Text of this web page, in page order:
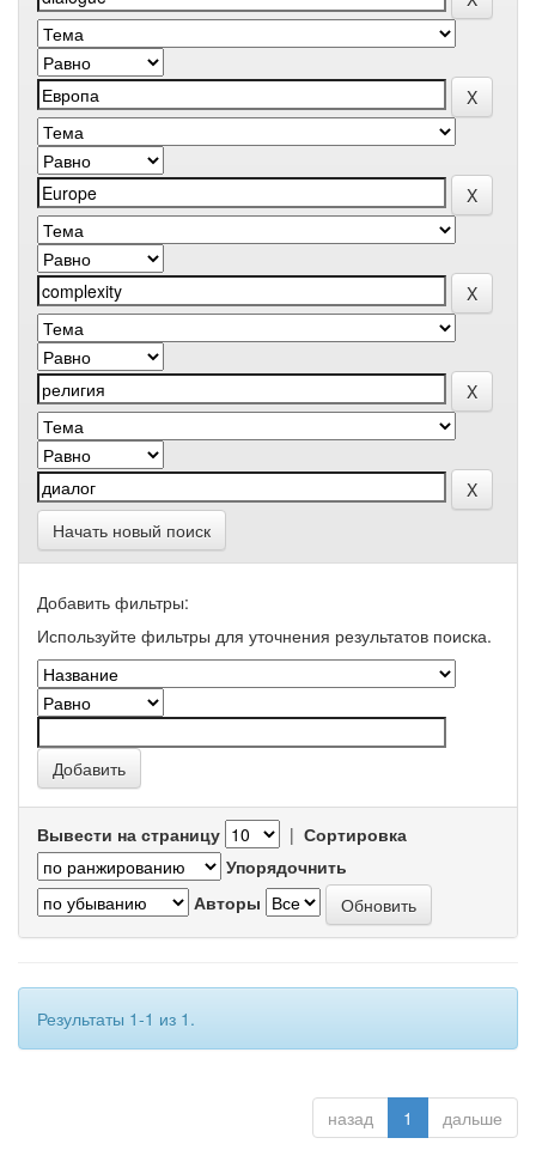
Начать новый поиск
Добавить фильтры:
Используйте фильтры для уточнения результатов поиска.
Вывести на страницу | Сортировка
Упорядочнить
Авторы
Результаты 1-1 из 1.
назад 1 дальше